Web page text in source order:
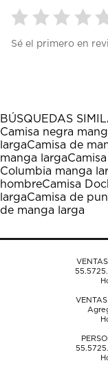
para
1
estrella
Esta
acción
abrirá
el
formulario
de
envío.
para
estrellas.
Esta
acción
abrirá
el
formulario
de
envío.
para
estrellas.
Esta
acción
abrirá
el
formulario
de
envío.
para
Esta
abrirá
el
de
envío.
el
de
Sé el primero en
BÚSQUEDAS
Camisa negra
largaCamisa de
manga larga
Columbia manga
hombreCamisa
largaCamisa de
de manga larga